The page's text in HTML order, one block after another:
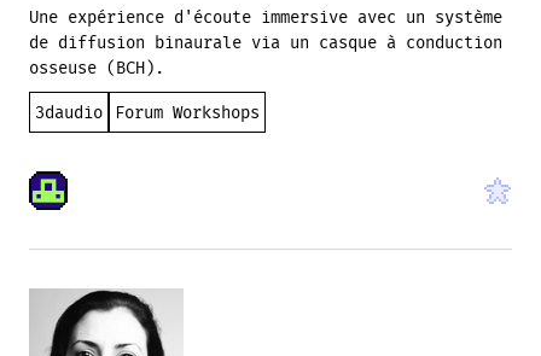
Une expérience d'écoute immersive avec un système
de diffusion binaurale via un casque à conduction
osseuse (BCH).
3daudio Forum Workshops